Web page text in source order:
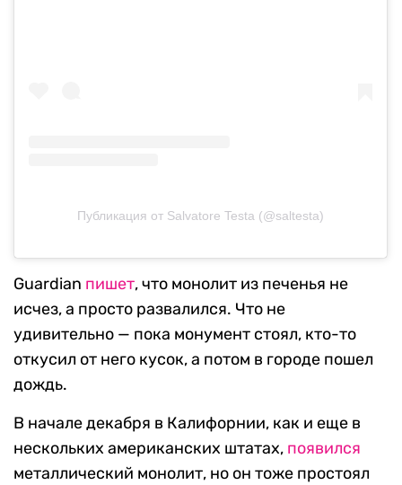
Публикация от Salvatore Testa (@saltesta)
Guardian пишет, что монолит из печенья не
исчез, а просто развалился. Что не
удивительно — пока монумент стоял, кто-то
откусил от него кусок, а потом в городе пошел
дождь.
В начале декабря в Калифорнии, как и еще в
нескольких американских штатах, появился
металлический монолит, но он тоже простоял